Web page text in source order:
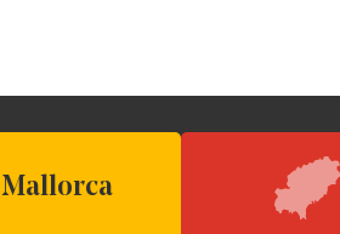
Mallorca